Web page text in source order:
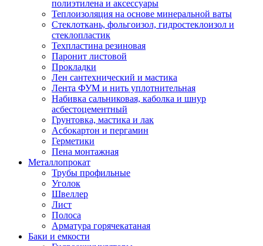
полиэтилена и аксессуары
Теплоизоляция на основе минеральной ваты
Стеклоткань, фольгоизол, гидростеклоизол и
стеклопластик
Техпластина резиновая
Паронит листовой
Прокладки
Лен сантехнический и мастика
Лента ФУМ и нить уплотнительная
Набивка сальниковая, каболка и шнур
асбестоцементный
Грунтовка, мастика и лак
Асбокартон и пергамин
Герметики
Пена монтажная
Металлопрокат
Трубы профильные
Уголок
Швеллер
Лист
Полоса
Арматура горячекатаная
Баки и емкости